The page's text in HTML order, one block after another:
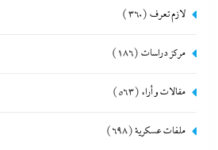
لازم تعرف (360)
مركز دراسات (186)
مقالات و أراء (563)
ملفات عسكرية(698)